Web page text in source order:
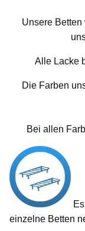
Unsere
Alle Lacke
Die Farben
Bei allen
einzelne Betten